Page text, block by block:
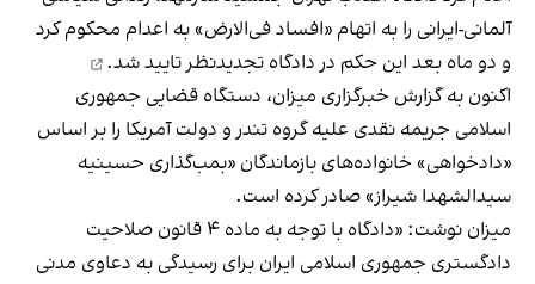
آلمانی-ایرانی را به اتهام «افساد فی‌الارض» به اعدام محکوم کرد
و دو ماه بعد این حکم در دادگاه تجدیدنظر تایید شد.
اکنون به گزارش خبرگزاری میزان، دستگاه قضایی جمهوری
اسلامی جریمه نقدی علیه گروه تندر و دولت آمریکا را بر اساس
«دادخواهی» خانواده‌های بازماندگان «بمب‌گذاری حسینیه
سیدالشهدا شیراز» صادر کرده است.
میزان نوشت: «دادگاه با توجه به ماده ۴ قانون صلاحیت
دادگستری جمهوری اسلامی ایران برای رسیدگی به دعاوی مدنی